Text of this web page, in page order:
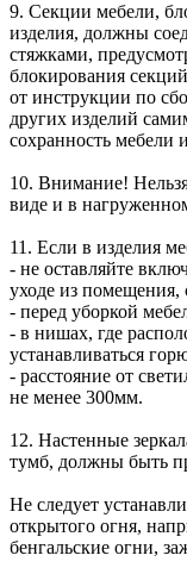
9. Секции мебели,
изделия, должны
стяжками,
блокирования
от инструкции по
других изделий
сохранность мебели
10. Внимание!
виде и в
11. Если в изделия
- не оставляйте
уходе из
- перед уборкой
- в нишах, где
устанавливаться
- расстояние от
не менее 300мм.
12. Настенные
тумб, должны быть
Не следует
открытого огня,
бенгальские огни,